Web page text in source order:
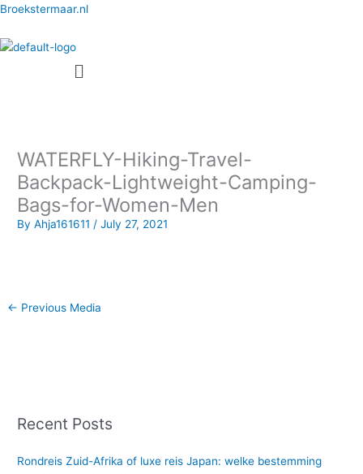
Skip
content
Broekstermaar.nl
Menu
WATERFLY-Hiking-Travel-
Backpack-Lightweight-Camping-
Bags-for-Women-Men
ByAhja161611 /July 27, 2021
← Previous Media
Recent Posts
Rondreis Zuid-Afrika of luxe reis Japan: welke bestemming